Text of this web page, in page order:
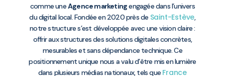
comme uneAgence marketingengagée dans l’univers
du digital local. Fondée en 2020 près de Saint-Estève,
notre structure s’est développée avec une vision claire :
offrir aux structures des solutions digitales concrètes,
mesurables et sans dépendance technique. Ce
positionnement unique nous a valu d’être mis en lumière
dans plusieurs médias nationaux, tels que France